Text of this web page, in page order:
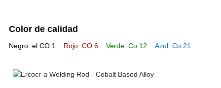
Color de calidad
Negro: el CO 1 Rojo: CO 6Verde: Co 12 Azul: Co 21